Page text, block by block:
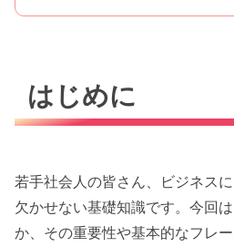
はじめに
若手社会人の皆さん、ビジネス
欠かせない基礎知識です。今回
か、その重要性や基本的なフレ